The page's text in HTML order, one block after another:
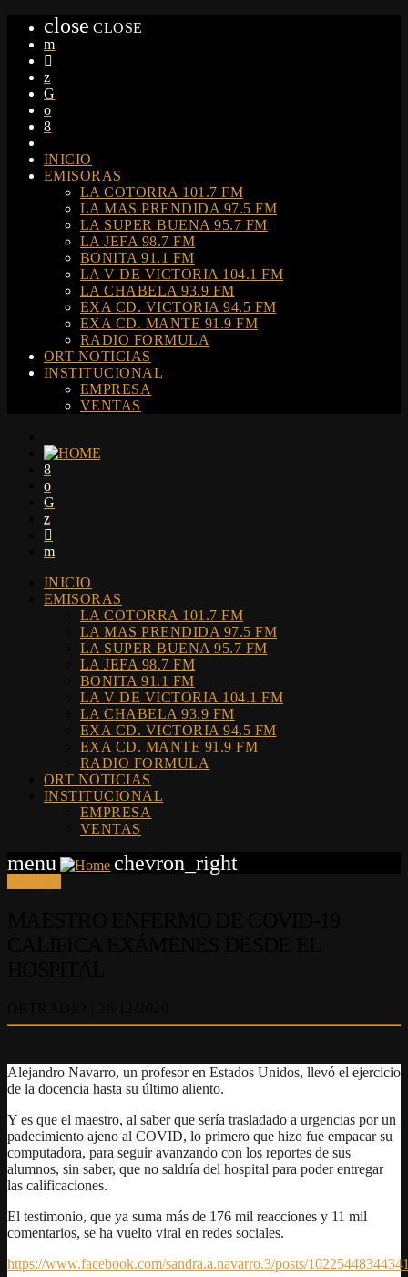
close CLOSE
INICIO
EMISORAS
LA COTORRA 101.7 FM
LA MAS PRENDIDA 97.5 FM
LA SUPER BUENA 95.7 FM
LA JEFA 98.7 FM
BONITA 91.1 FM
LA V DE VICTORIA 104.1 FM
LA CHABELA 93.9 FM
EXA CD. VICTORIA 94.5 FM
EXA CD. MANTE 91.9 FM
RADIO FORMULA
ORT NOTICIAS
INSTITUCIONAL
EMPRESA
VENTAS
INICIO
EMISORAS
LA COTORRA 101.7 FM
LA MAS PRENDIDA 97.5 FM
LA SUPER BUENA 95.7 FM
LA JEFA 98.7 FM
BONITA 91.1 FM
LA V DE VICTORIA 104.1 FM
LA CHABELA 93.9 FM
EXA CD. VICTORIA 94.5 FM
EXA CD. MANTE 91.9 FM
RADIO FORMULA
ORT NOTICIAS
INSTITUCIONAL
EMPRESA
VENTAS
menu chevron_right
Alejandro Navarro, un profesor en Estados Unidos, llevó el ejercicio
de la docencia hasta su último aliento.
Y es que el maestro, al saber que sería trasladado a urgencias por un
padecimiento ajeno al COVID, lo primero que hizo fue empacar su
computadora, para seguir avanzando con los reportes de sus
alumnos, sin saber, que no saldría del hospital para poder entregar
las calificaciones.
El testimonio, que ya suma más de 176 mil reacciones y 11 mil
comentarios, se ha vuelto viral en redes sociales.
https://www.facebook.com/sandra.a.navarro.3/posts/